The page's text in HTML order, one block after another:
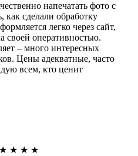
напечатать фото с
как сделали обработку
легко через сайт,
своей оперативностью.
– много интересных
Цены адекватные, часто
всем, кто ценит
★ ★ ★ ★